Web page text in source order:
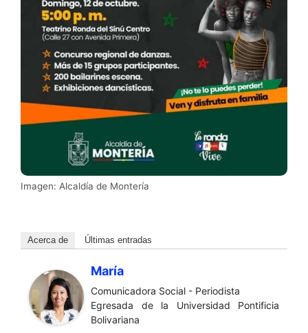
Imagen: Alcaldía de Montería
Acerca de Últimas entradas
María
Comunicadora Social - Periodista
Egresada de la Universidad Pontificia
Bolivariana